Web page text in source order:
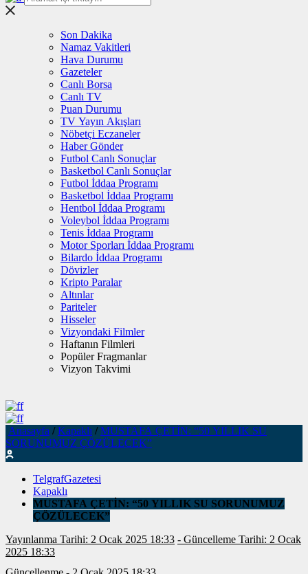
Son Dakika
Namaz Vakitleri
Hava Durumu
Gazeteler
Canlı Borsa
Canlı TV
Puan Durumu
TV Yayın Akışları
Nöbetçi Eczaneler
Haber Gönder
Futbol Canlı Sonuçlar
Basketbol Canlı Sonuçlar
Futbol İddaa Programı
Basketbol İddaa Programı
Hentbol İddaa Programı
Voleybol İddaa Programı
Tenis İddaa Programı
Motor Sporları İddaa Programı
Bilardo İddaa Programı
Dövizler
Kripto Paralar
Altınlar
Pariteler
Hisseler
Vizyondaki Filmler
Haftanın Filmleri
Popüler Fragmanlar
Vizyon Takvimi
Anasayfa / Kapaklı / MUSTAFA ÇETİN: “50 YILLIK SU
SORUNUMUZ ÇÖZÜLECEK”
TelgrafGazetesi
Kapaklı
MUSTAFA ÇETİN: “50 YILLIK SU SORUNUMUZ
ÇÖZÜLECEK”
Yayınlanma Tarihi: 2 Ocak 2025 18:33 - Güncelleme Tarihi: 2 Ocak
2025 18:33